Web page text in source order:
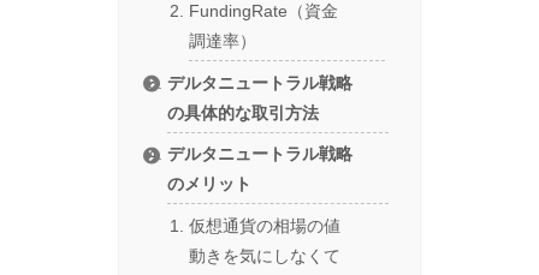
FundingRate（資金
調達率）
デルタニュートラル戦略
の具体的な取引方法
デルタニュートラル戦略
のメリット
仮想通貨の相場の値
動きを気にしなくて